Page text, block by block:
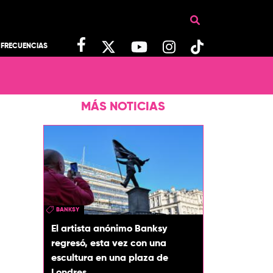
FRECUENCIAS
MÁS NOTICIAS
BANKSY
El artista anónimo Banksy
regresó, esta vez con una
escultura en una plaza de